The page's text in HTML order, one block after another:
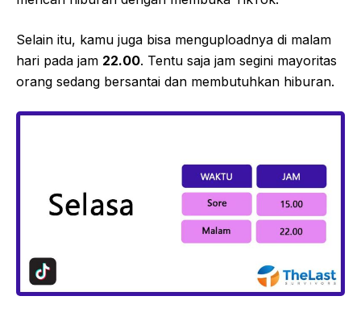
Selain itu, kamu juga bisa menguploadnya di malam
hari pada jam 22.00. Tentu saja jam segini mayoritas
orang sedang bersantai dan membutuhkan hiburan.